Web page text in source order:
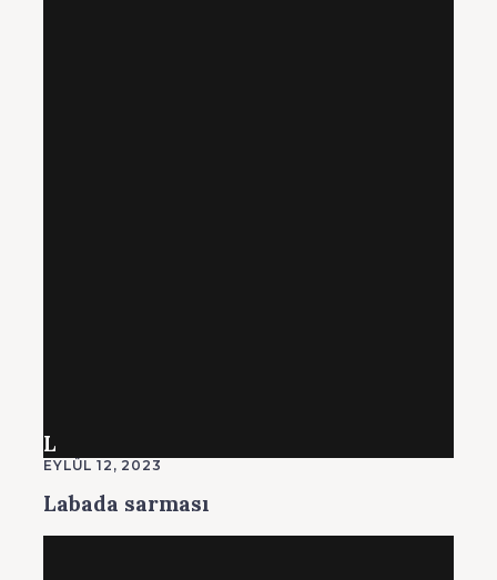
L
EYLÜL 12, 2023
Labada sarması